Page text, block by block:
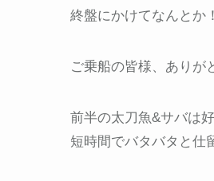
終盤にかけてなんとか
ご乗船の皆様、ありが
前半の太刀魚&サバは好
短時間でバタバタと仕